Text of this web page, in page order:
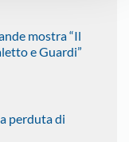
mostra “Il
e Guardi”
perduta di